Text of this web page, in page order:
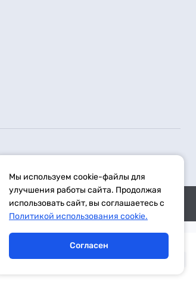
59972 от 21.11.2014 выдано Федеральной
Мы используем cookie-файлы для
улучшения работы сайта. Продолжая
использовать сайт, вы соглашаетесь с
Политикой использования cookie.
Согласен